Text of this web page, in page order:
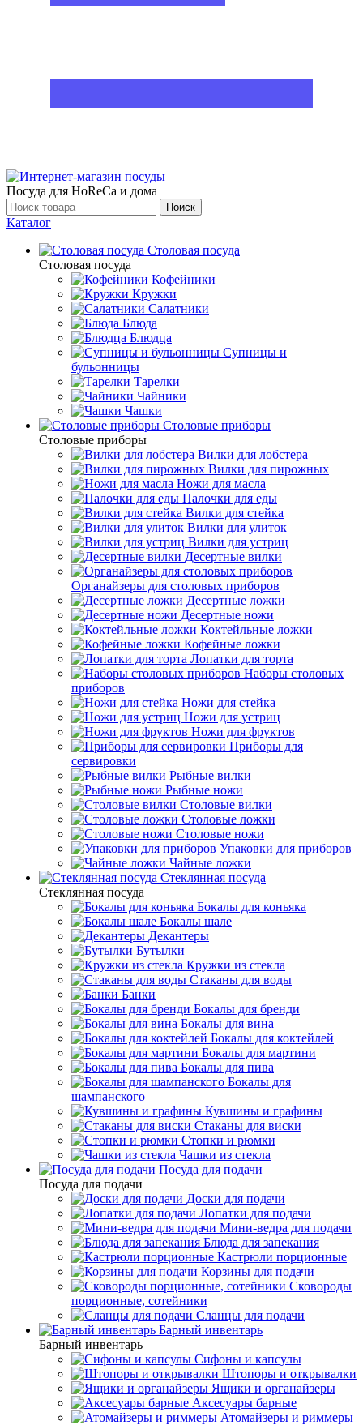
Посуда для HoReCa и дома
Поиск
Каталог
Столовая посуда
Столовая посуда
Кофейники
Кружки
Салатники
Блюда
Блюдца
Супницы и
бульонницы
Тарелки
Чайники
Чашки
Cтоловые приборы
Cтоловые приборы
Вилки для лобстера
Вилки для пирожных
Ножи для масла
Палочки для еды
Вилки для стейка
Вилки для улиток
Вилки для устриц
Десертные вилки
Органайзеры для столовых приборов
Десертные ложки
Десертные ножи
Коктейльные ложки
Кофейные ложки
Лопатки для торта
Наборы столовых
приборов
Ножи для стейка
Ножи для устриц
Ножи для фруктов
Приборы для
сервировки
Рыбные вилки
Рыбные ножи
Столовые вилки
Столовые ложки
Столовые ножи
Упаковки для приборов
Чайные ложки
Стеклянная посуда
Стеклянная посуда
Бокалы для коньяка
Бокалы шале
Декантеры
Бутылки
Кружки из стекла
Стаканы для воды
Банки
Бокалы для бренди
Бокалы для вина
Бокалы для коктейлей
Бокалы для мартини
Бокалы для пива
Бокалы для
шампанского
Кувшины и графины
Стаканы для виски
Стопки и рюмки
Чашки из стекла
Посуда для подачи
Посуда для подачи
Доски для подачи
Лопатки для подачи
Мини-ведра для подачи
Блюда для запекания
Кастрюли порционные
Корзины для подачи
Сковороды
порционные, сотейники
Сланцы для подачи
Барный инвентарь
Барный инвентарь
Сифоны и капсулы
Штопоры и открывалки
Ящики и органайзеры
Аксесуары барные
Атомайзеры и риммеры